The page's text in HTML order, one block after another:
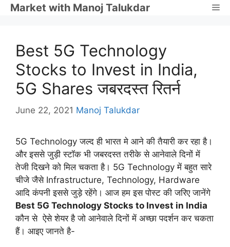
SkipMarket with Manoj Talukdar
Best 5G Technology
Stocks to Invest in India,
5G Shares जबरदस्त रितर्न
June 22, 2021 Manoj Talukdar
5G Technology जल्द ही भारत मे आने की तैयारी कर रहा है।
और इससे जुड़ी स्टॉक भी जबरदस्त तरीके से आनेवाले दिनों में
तेजी दिखने को मिल चकता है। 5G Technology में बहुत सारे
चीजे जैसे Infrastructure, Technology, Hardware
आदि कंपनी इससे जुड़े रहेंगे। आज हम इस पोस्ट की जरिए जानेंगे
Best 5G Technology Stocks to Invest in India
कौन से ऐसे शेयर है जो आनेवाले दिनों में अच्छा पदर्शन कर चकता
हैं। आइए जानते है-